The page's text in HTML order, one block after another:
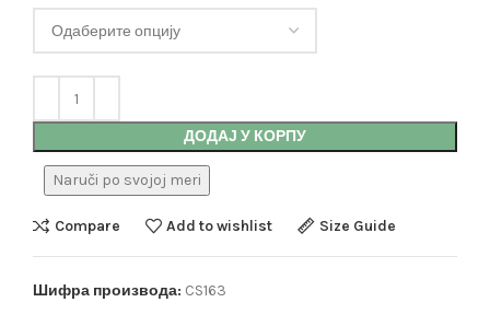
ДОДАЈ У КОРПУ
Naruči po svojoj meri
Compare Add to wishlist Size Guide
Шифра производа: CS163